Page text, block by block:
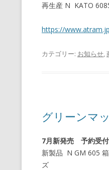
再生産 N KATO
https://
カテゴリー: お知らせ,
グリーンマ
7月新発売 予約受付
新製品 N GM 605
ズ